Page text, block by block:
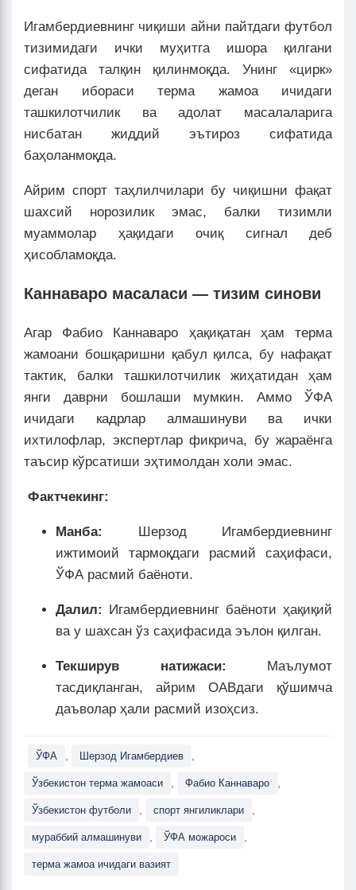
Игамбердиевнинг чиқиши айни пайтдаги футбол
тизимидаги ички муҳитга ишора қилгани
сифатида талқин қилинмоқда. Унинг «цирк»
деган ибораси терма жамоа ичидаги
ташкилотчилик ва адолат масалаларига
нисбатан жиддий эътироз сифатида
баҳоланмоқда.
Айрим спорт таҳлилчилари бу чиқишни фақат
шахсий норозилик эмас, балки тизимли
муаммолар ҳақидаги очиқ сигнал деб
ҳисобламоқда.
Каннаваро масаласи — тизим синови
Агар Фабио Каннаваро ҳақиқатан ҳам терма
жамоани бошқаришни қабул қилса, бу нафақат
тактик, балки ташкилотчилик жиҳатидан ҳам
янги даврни бошлаши мумкин. Аммо ЎФА
ичидаги кадрлар алмашинуви ва ички
ихтилофлар, экспертлар фикрича, бу жараёнга
таъсир кўрсатиши эҳтимолдан холи эмас.
Фактчекинг:
Манба:
Шерзод Игамбердиевнинг
ижтимоий тармоқдаги расмий саҳифаси,
ЎФА расмий баёноти.
Далил: Игамбердиевнинг баёноти ҳақиқий
ва у шахсан ўз саҳифасида эълон қилган.
Текширув натижаси: Маълумот
тасдиқланган, айрим ОАВдаги қўшимча
даъволар ҳали расмий изоҳсиз.
ЎФА Шерзод Игамбердиев
Ўзбекистон терма жамоаси Фабио Каннаваро
Ўзбекистон футболи спорт янгиликлари
мураббий алмашинуви ЎФА можароси
терма жамоа ичидаги вазият